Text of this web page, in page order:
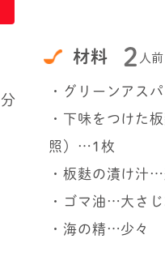
分
材料 2 人前
・グリーンアス
・下味をつけた
照）…1枚
・板麩の漬け汁
・ゴマ油…大さ
・海の精…少々